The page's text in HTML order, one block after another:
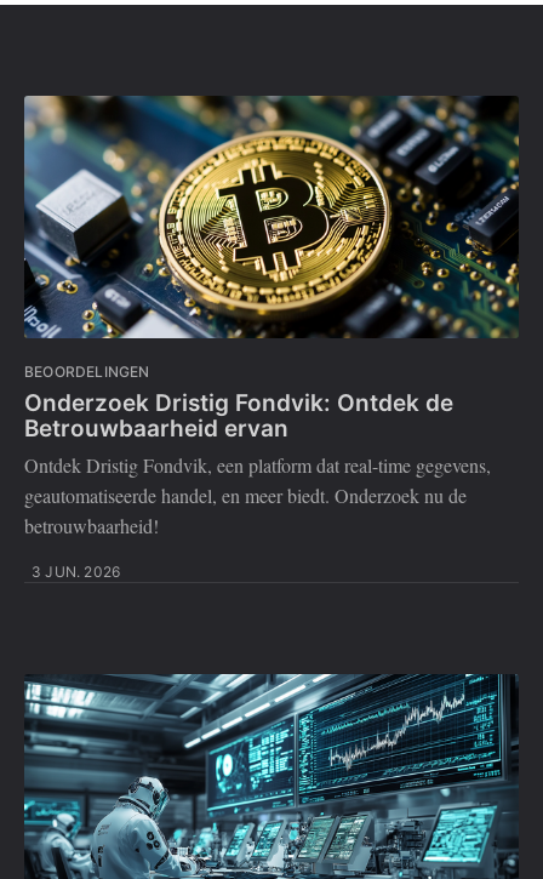
BEOORDELINGEN
Onderzoek Dristig Fondvik: Ontdek de
Betrouwbaarheid ervan
Ontdek Dristig Fondvik, een platform dat real-time gegevens,
geautomatiseerde handel, en meer biedt. Onderzoek nu de
betrouwbaarheid!
3 JUN. 2026